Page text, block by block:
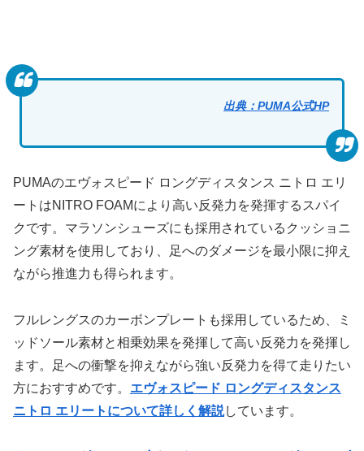
出典：PUMA公式HP
PUMAのエヴォスピード ロングディスタンス ニトロ エリ
ートはNITRO FOAMにより高い反発力を発揮するスパイ
クです。マラソンシューズにも採用されているクッショニ
ング素材を使用しており、足へのダメージを最小限に抑え
ながら推進力も得られます。
フルレングスのカーボンプレートも採用しているため、ミ
ッドソール素材と相乗効果を発揮して高い反発力を発揮し
ます。足への衝撃を抑えながら強い反発力を得て走りたい
方におすすめです。 エヴォスピード ロングディスタンス
ニトロ エリートについて詳しく解説しています。